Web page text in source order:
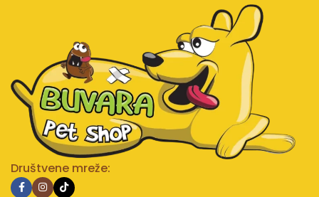
Društvene mreže: